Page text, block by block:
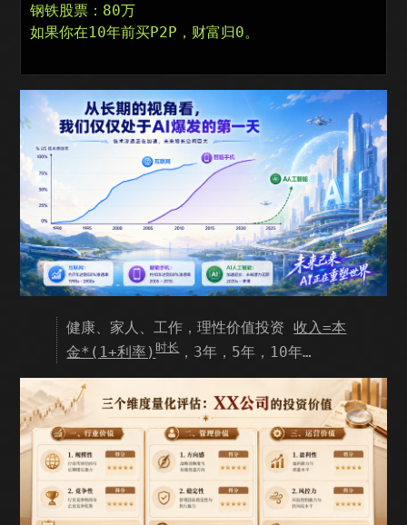
钢铁股票：80万
​如果你在10年前买P2P，财富归0。
健康、家人、工作，理性价值投资收入=本
金*(1+利率)时长，3年，5年，10年…